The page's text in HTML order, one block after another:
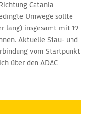
Catania
Umwege sollte
lang) insgesamt mit 19
Aktuelle Stau- und
vom Startpunkt
über den ADAC